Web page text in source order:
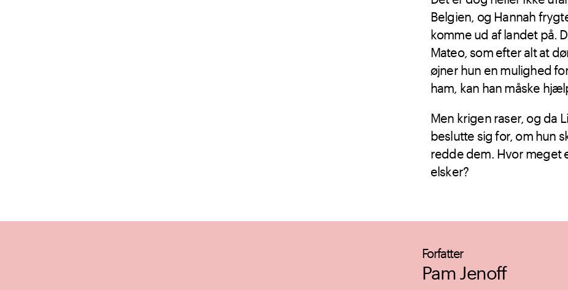
Belgien, og Hannah
komme ud af landet på.
Mateo, som efter alt at
øjner hun en mulighed
ham, kan han måske
Men krigen raser, og da
beslutte sig for, om hun
redde dem. Hvor meget
elsker?
Forfatter
Pam Jenoff